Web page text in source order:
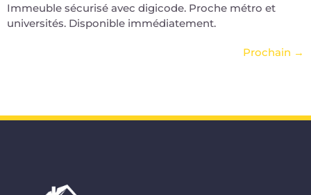
Immeuble sécurisé avec digicode. Proche métro et
universités. Disponible immédiatement.
Prochain →